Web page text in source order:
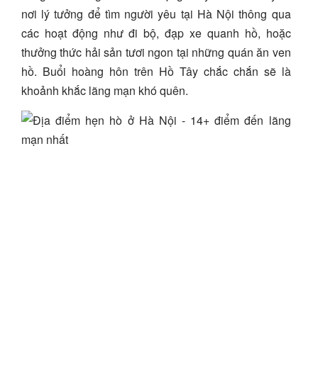
nơi lý tưởng để tìm người yêu tại Hà Nội thông qua
các hoạt động như đi bộ, đạp xe quanh hồ, hoặc
thưởng thức hải sản tươi ngon tại những quán ăn ven
hồ. Buổi hoàng hôn trên Hồ Tây chắc chắn sẽ là
khoảnh khắc lãng mạn khó quên.